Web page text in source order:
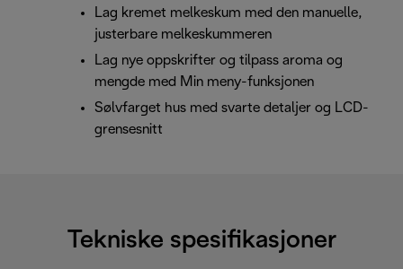
Lag kremet melkeskum med den manuelle,
justerbare melkeskummeren
Lag nye oppskrifter og tilpass aroma og
mengde med Min meny-funksjonen
Sølvfarget hus med svarte detaljer og LCD-
grensesnitt
Tekniske spesifikasjoner